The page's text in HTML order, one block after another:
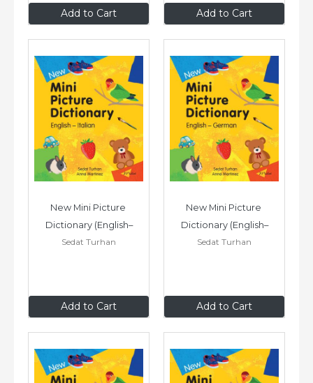
Add to Cart
$9.99 Add to Cart
$9.99
Add to Cart
New Mini Picture
Dictionary (English–
Italian)
Sedat Turhan
$9.99 Add to Cart
New Mini Picture
Dictionary (English–
German)
Sedat Turhan
$9.99